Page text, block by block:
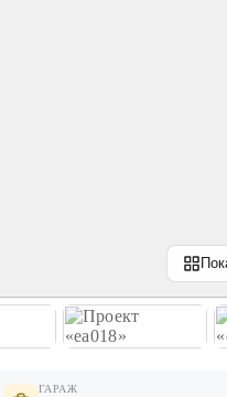
ГАРАЖ